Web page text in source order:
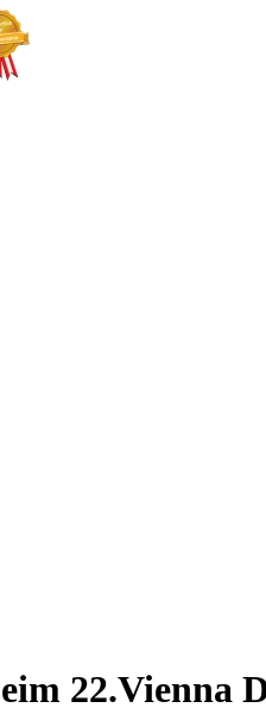
22.Vienna